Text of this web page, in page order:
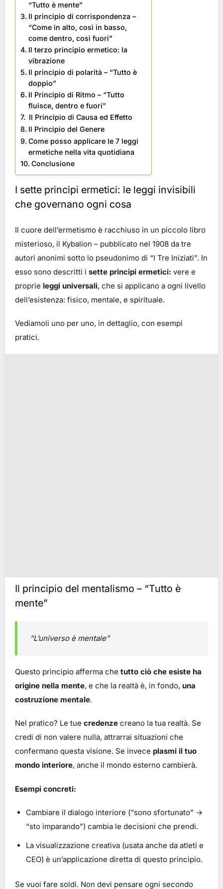
“Tutto è mente”
Il principio di corrispondenza –
“Come in alto, così in basso,
come dentro, così fuori”
Il terzo principio ermetico: la
vibrazione
Il principio di polarità – “Tutto è
doppio”
Il Principio di Ritmo – “Tutto
fluisce, dentro e fuori”
Il Principio di Causa ed Effetto
Il Principio del Genere
Come posso applicare le 7 leggi
ermetiche nella vita quotidiana
Conclusione
I sette principi ermetici: le leggi invisibili
che governano ogni cosa
Il cuore dell’ermetismo è racchiuso in un piccolo libro
misterioso, il Kybalion – pubblicato nel 1908 da tre
autori anonimi sotto lo pseudonimo di “I Tre Iniziati”. In
esso sono descritti i sette principi ermetici: vere e
proprie leggi universali, che si applicano a ogni livello
dell’esistenza: fisico, mentale, e spirituale.
Vediamoli uno per uno, in dettaglio, con esempi
pratici.
Il principio del mentalismo – “Tutto è
mente”
“L’universo è mentale”
Questo principio afferma che tutto ciò che esiste ha
origine nella mente, e che la realtà è, in fondo, una
costruzione mentale.
Nel pratico? Le tue credenze creano la tua realtà. Se
credi di non valere nulla, attrarrai situazioni che
confermano questa visione. Se invece plasmi il tuo
mondo interiore, anche il mondo esterno cambierà.
Esempi concreti:
Cambiare il dialogo interiore (“sono sfortunato” →
“sto imparando”) cambia le decisioni che prendi.
La visualizzazione creativa (usata anche da atleti e
CEO) è un’applicazione diretta di questo principio.
Se vuoi fare soldi. Non devi pensare ogni secondo